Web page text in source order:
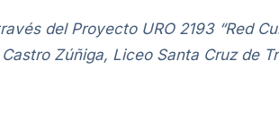
del Proyecto URO 2193 “Red
Zúñiga, Liceo Santa Cruz de